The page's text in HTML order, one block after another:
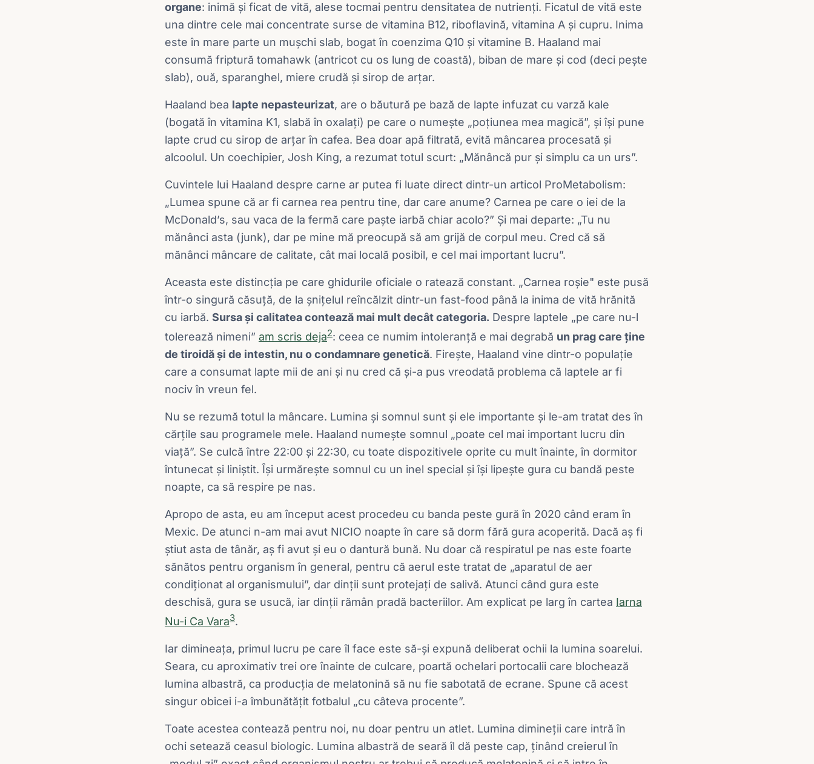
organe: inimă și ficat de vită, alese tocmai pentru densitatea de nutrienți. Ficatul de vită este
una dintre cele mai concentrate surse de vitamina B12, riboflavină, vitamina A și cupru. Inima
este în mare parte un mușchi slab, bogat în coenzima Q10 și vitamine B. Haaland mai
consumă friptură tomahawk (antricot cu os lung de coastă), biban de mare și cod (deci pește
slab), ouă, sparanghel, miere crudă și sirop de arțar.
Haaland bea lapte nepasteurizat, are o băutură pe bază de lapte infuzat cu varză kale
(bogată în vitamina K1, slabă în oxalați) pe care o numește „poțiunea mea magică”, și își pune
lapte crud cu sirop de arțar în cafea. Bea doar apă filtrată, evită mâncarea procesată și
alcoolul. Un coechipier, Josh King, a rezumat totul scurt: „Mănâncă pur și simplu ca un urs”.
Cuvintele lui Haaland despre carne ar putea fi luate direct dintr-un articol ProMetabolism:
„Lumea spune că ar fi carnea rea pentru tine, dar care anume? Carnea pe care o iei de la
McDonald’s, sau vaca de la fermă care paște iarbă chiar acolo?” Și mai departe: „Tu nu
mănânci asta (junk), dar pe mine mă preocupă să am grijă de corpul meu. Cred că să
mănânci mâncare de calitate, cât mai locală posibil, e cel mai important lucru”.
Aceasta este distincția pe care ghidurile oficiale o ratează constant. „Carnea roșie" este pusă
într-o singură căsuță, de la șnițelul reîncălzit dintr-un fast-food până la inima de vită hrănită
cu iarbă. Sursa și calitatea contează mai mult decât categoria. Despre laptele „pe care nu-l
tolerează nimeni” am scris deja2: ceea ce numim intoleranță e mai degrabă un prag care ține
de tiroidă și de intestin, nu o condamnare genetică. Firește, Haaland vine dintr-o populație
care a consumat lapte mii de ani și nu cred că și-a pus vreodată problema că laptele ar fi
nociv în vreun fel.
Nu se rezumă totul la mâncare. Lumina și somnul sunt și ele importante și le-am tratat des în
cărțile sau programele mele. Haaland numește somnul „poate cel mai important lucru din
viață”. Se culcă între 22:00 și 22:30, cu toate dispozitivele oprite cu mult înainte, în dormitor
întunecat și liniștit. Își urmărește somnul cu un inel special și își lipește gura cu bandă peste
noapte, ca să respire pe nas.
Apropo de asta, eu am început acest procedeu cu banda peste gură în 2020 când eram în
Mexic. De atunci n-am mai avut NICIO noapte în care să dorm fără gura acoperită. Dacă aș fi
știut asta de tânăr, aș fi avut și eu o dantură bună. Nu doar că respiratul pe nas este foarte
sănătos pentru organism în general, pentru că aerul este tratat de „aparatul de aer
condiționat al organismului”, dar dinții sunt protejați de salivă. Atunci când gura este
deschisă, gura se usucă, iar dinții rămân pradă bacteriilor. Am explicat pe larg în cartea Iarna
Nu-i Ca Vara3.
Iar dimineața, primul lucru pe care îl face este să-și expună deliberat ochii la lumina soarelui.
Seara, cu aproximativ trei ore înainte de culcare, poartă ochelari portocalii care blochează
lumina albastră, ca producția de melatonină să nu fie sabotată de ecrane. Spune că acest
singur obicei i-a îmbunătățit fotbalul „cu câteva procente”.
Toate acestea contează pentru noi, nu doar pentru un atlet. Lumina dimineții care intră în
ochi setează ceasul biologic. Lumina albastră de seară îl dă peste cap, ținând creierul în